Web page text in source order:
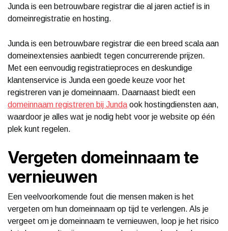
Junda is een betrouwbare registrar die al jaren actief is in
domeinregistratie en hosting.
Junda is een betrouwbare registrar die een breed scala aan
domeinextensies aanbiedt tegen concurrerende prijzen.
Met een eenvoudig registratieproces en deskundige
klantenservice is Junda een goede keuze voor het
registreren van je domeinnaam. Daarnaast biedt een
domeinnaam registreren bij Junda ook hostingdiensten aan,
waardoor je alles wat je nodig hebt voor je website op één
plek kunt regelen.
Vergeten domeinnaam te
vernieuwen
Een veelvoorkomende fout die mensen maken is het
vergeten om hun domeinnaam op tijd te verlengen. Als je
vergeet om je domeinnaam te vernieuwen, loop je het risico